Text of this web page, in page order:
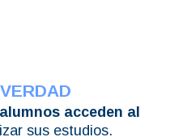
acceden al
sus estudios.